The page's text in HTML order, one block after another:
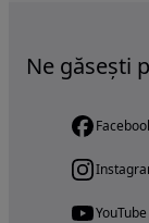
Ne găsești
YouTube